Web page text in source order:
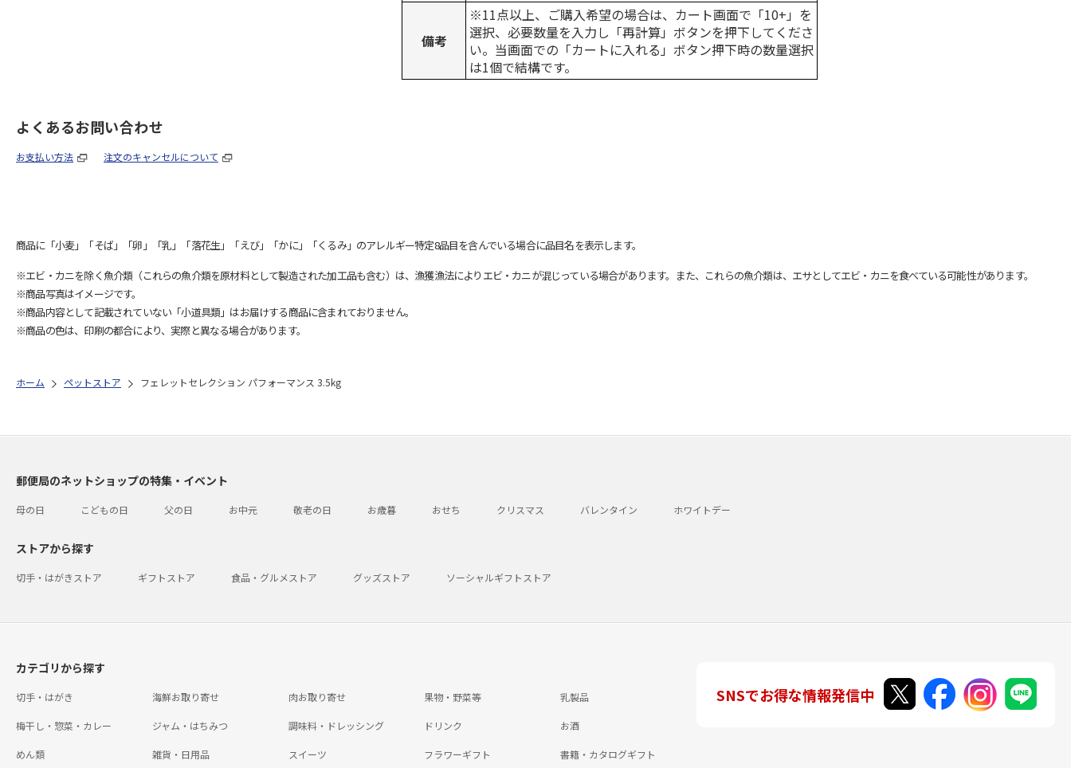
備考
※11点以上、ご購入希望の場合は、カート画面で「10+」を
選択、必要数量を入力し「再計算」ボタンを押下してくださ
い。当画面での「カートに入れる」ボタン押下時の数量選択
は1個で結構です。
よくあるお問い合わせ
お支払い方法 注文のキャンセルについて
商品に「小麦」「そば」「卵」「乳」「落花生」「えび」「かに」「くるみ」のアレルギー特定8品目を含んでいる場合に品目名を表示します。
※エビ・カニを除く魚介類（これらの魚介類を原材料として製造された加工品も含む）は、漁獲漁法によりエビ・カニが混じっている場合があります。また、これらの魚介類は、エサとしてエビ・カニを食べている可能性があります。
※商品写真はイメージです。
※商品内容として記載されていない「小道具類」はお届けする商品に含まれておりません。
※商品の色は、印刷の都合により、実際と異なる場合があります。
ホーム ペットストア フェレットセレクション パフォーマンス 3.5kg
郵便局のネットショップの特集・イベント
母の日 こどもの日 父の日 お中元 敬老の日 お歳暮 おせち クリスマス バレンタイン ホワイトデー
ストアから探す
切手・はがきストア ギフトストア 食品・グルメストア グッズストア ソーシャルギフトストア
カテゴリから探す
切手・はがき 海鮮お取り寄せ 肉お取り寄せ 果物・野菜等 乳製品
梅干し・惣菜・カレー ジャム・はちみつ 調味料・ドレッシング ドリンク お酒
めん類 雑貨・日用品 スイーツ フラワーギフト 書籍・カタログギフト
SNSでお得な情報発信中